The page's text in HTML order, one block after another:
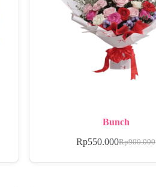
Bunch
Rp900.000
Rp550.000